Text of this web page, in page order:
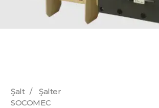
Şalt /
Şalter
SOCOMEC